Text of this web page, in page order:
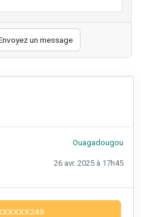
un message
Ouagadougou
26 avr. 2025 à 17h45